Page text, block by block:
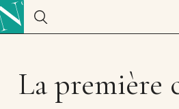
La première